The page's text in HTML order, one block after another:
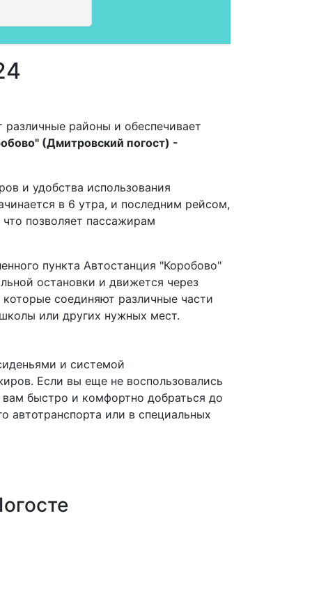
различные районы и обеспечивает
(Дмитровский погост) -
и удобства использования
в 6 утра, и последним рейсом,
позволяет пассажирам
пункта Автостанция "Коробово"
остановки и движется через
соединяют различные части
или других нужных мест.
и системой
Если вы еще не воспользовались
быстро и комфортно добраться до
автотранспорта или в специальных